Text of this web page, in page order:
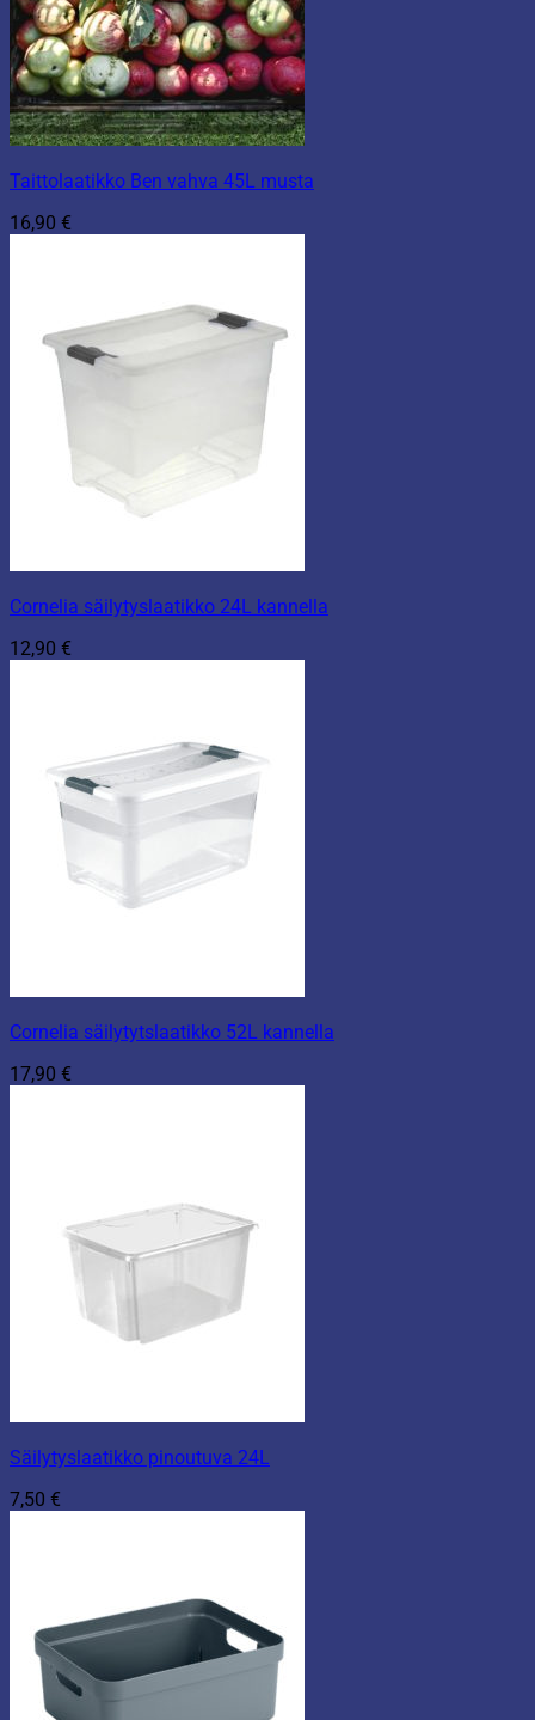
Taittolaatikko Ben vahva 45L musta
16,90 €
Cornelia säilytyslaatikko 24L kannella
12,90 €
Cornelia säilytytslaatikko 52L kannella
17,90 €
Säilytyslaatikko pinoutuva 24L
7,50 €